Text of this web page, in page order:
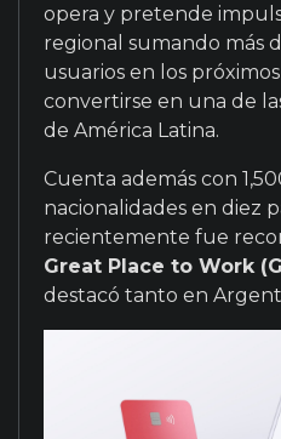
opera y pretende
regional sumando más
usuarios en los
convertirse en una de
de América Latina.
Cuenta además con
nacionalidades en diez
recientemente fue
Great Place to Work
destacó tanto en